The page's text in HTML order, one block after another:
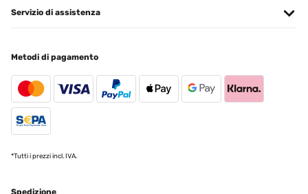
Servizio di assistenza
Metodi di pagamento
*Tutti i prezzi incl. IVA.